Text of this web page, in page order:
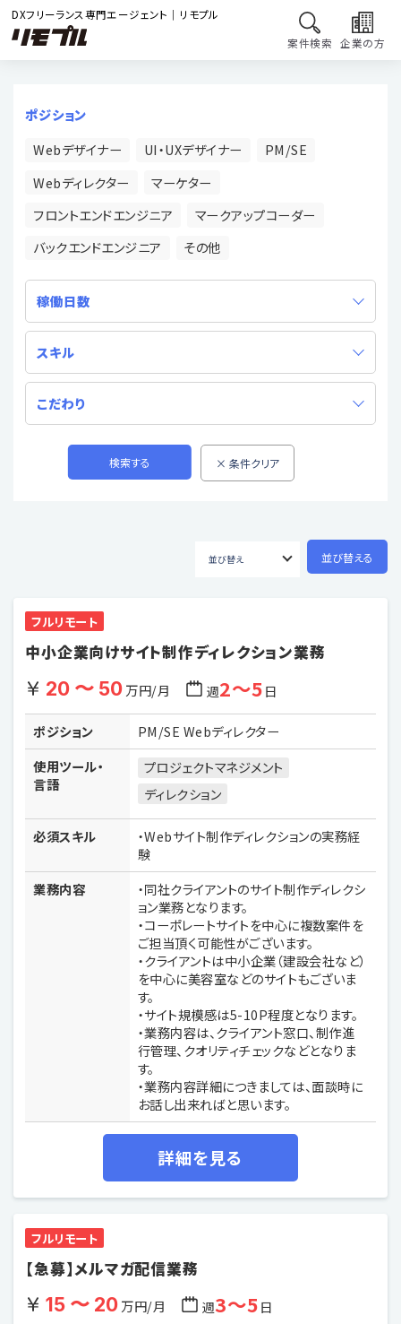
DXフリーランス専門エージェント｜リモプル
案件検索 企業の方
ポジション
Webデザイナー
UI・UXデザイナー
PM/SE
Webディレクター
マーケター
フロントエンドエンジニア
マークアップコーダー
バックエンドエンジニア
その他
稼働日数
スキル
こだわり
フルリモート
中小企業向けサイト制作ディレクション業務
20 〜 50万円/月 週2〜5日
ポジション
PM/SE Webディレクター
使用ツール・
言語
プロジェクトマネジメント
ディレクション
必須スキル
・Webサイト制作ディレクションの実務経
験
業務内容
・同社クライアントのサイト制作ディレクシ
ョン業務となります。
・コーポレートサイトを中心に複数案件を
ご担当頂く可能性がございます。
・クライアントは中小企業（建設会社など）
を中心に美容室などのサイトもございま
す。
・サイト規模感は5-10P程度となります。
・業務内容は、クライアント窓口、制作進
行管理、クオリティチェックなどとなりま
す。
・業務内容詳細につきましては、面談時に
お話し出来ればと思います。
詳細を見る
フルリモート
【急募】メルマガ配信業務
15 〜 20万円/月 週3〜5日